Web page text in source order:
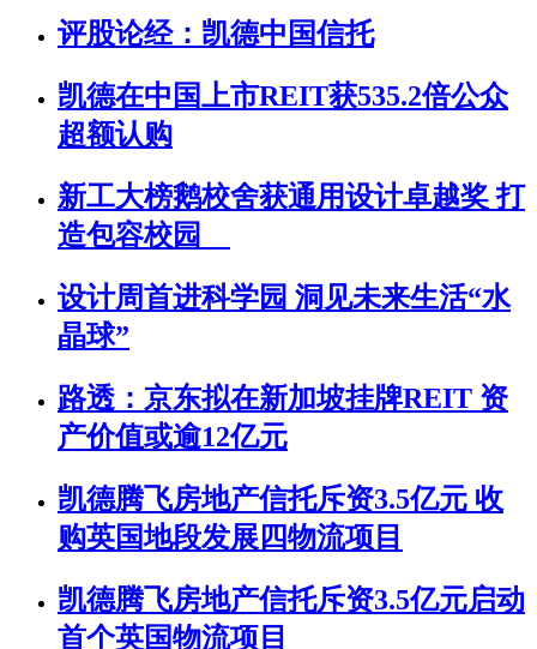
评股论经：凯德中国信托
凯德在中国上市REIT获535.2倍公众
超额认购
新工大榜鹅校舍获通用设计卓越奖 打
造包容校园
设计周首进科学园 洞见未来生活“水
晶球”
路透：京东拟在新加坡挂牌REIT 资
产价值或逾12亿元
凯德腾飞房地产信托斥资3.5亿元 收
购英国地段发展四物流项目
凯德腾飞房地产信托斥资3.5亿元启动
首个英国物流项目